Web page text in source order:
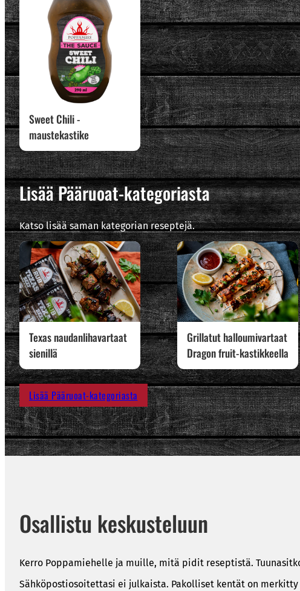
Sweet Chili -
maustekastike
Lisää Pääruoat-kategoriasta
Katso lisää saman kategorian reseptejä.
Texas naudanlihavartaat
sienillä
Grillatut halloumivartaat
Dragon fruit-kastikkeella
Lisää Pääruoat-kategoriasta
Osallistu keskusteluun
Kerro Poppamiehelle ja muille, mitä pidit reseptistä.
Sähköpostiosoitettasi ei julkaista. Pakolliset kentät on merkitty